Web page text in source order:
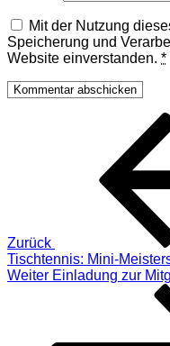
Mit der Nutzung
Speicherung und
Website einverstanden. *
Beitragsnavigation
Zurück
Tischtennis: Mini-
Nächster
Weiter Einladung zur